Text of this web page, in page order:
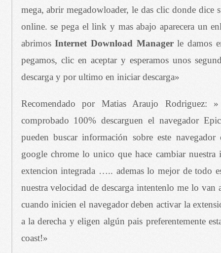
mega, abrir megadowloader, le das clic donde dice
online. se pega el link y mas abajo aparecera un
abrimosInternet Download Managerle damos
pegamos, clic en aceptar y esperamos unos
descarga y por ultimo en iniciar descarga»
Recomendado por Matias Araujo Rodriguez:
comprobado 100% descarguen el navegador
pueden buscar información sobre este
google chrome lo unico que hace cambiar
extencion integrada ….. ademas lo mejor de todo
nuestra velocidad de descarga intentenlo me lo van
cuando inicien el navegador deben activar la
a la derecha y eligen algún pais preferentemente
coast!»